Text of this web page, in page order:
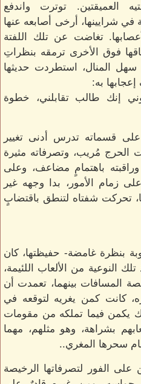
العميقتين. توترت واندفع
في شرايينها، أرخى أصابعه عنها
تغاضت عن تلك اللفتة
فوق الأخرى ترمقه بنظراتِ
سهل المنال، استطردت حديثها
به:
إنك طالب تقابلني، خطوة
قسماته تدرس أدنى تغيير
الحرج مُريب، وتصرفاته مثيرة
باهتمامٍ مضاعف، وعلى
زمام الأمور، بدا وجهه غير
تحركت شفتاه لتنطق باقتضابٍ
بنظرة غامضة- حفيظتها، كان
النوعية من الألعاب اللئيمة،
المسافات بينهما، تعمدت أن
كانت كمن يغريه لتوقعه في
يكمن فيما تملكه من مقومات
بشراهة، وهو مثلهم، مهما
سحرها المغري..
على الفور لتصرفاتها الرخيصة